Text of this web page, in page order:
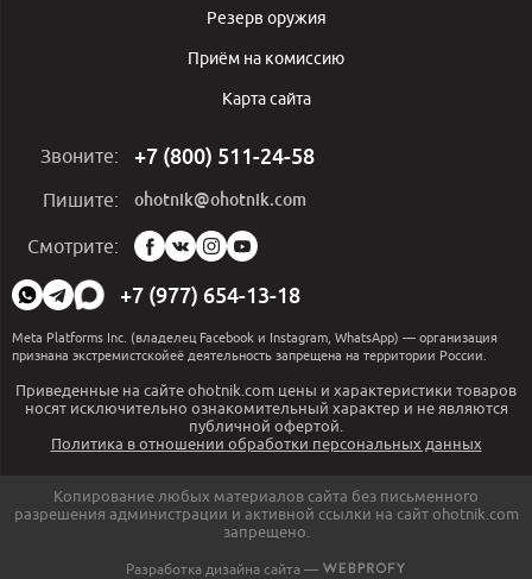
Резерв оружия
Приём на комиссию
Карта сайта
Звоните: +7 (800) 511-24-58
Пишите: ohotnik@ohotnik.com
Смотрите:
Мы
в
социальных
сетях:
+7 (977) 654-13-18
Meta Platforms Inc. (владелец Facebook и Instagram, WhatsApp) — организация
признана экстремистскойеё деятельность запрещена на территории России.
Приведенные на сайте ohotnik.com цены и характеристики товаров
носят исключительно ознакомительный характер и не являются
публичной офертой.
Политика в отношении обработки персональных данных
Копирование любых материалов сайта без письменного
разрешения администрации и активной ссылки на сайт ohotnik.com
запрещено.
Разработка дизайна сайта —